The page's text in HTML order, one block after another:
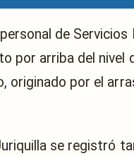
de
por arriba del nivel
originado por el
se registró